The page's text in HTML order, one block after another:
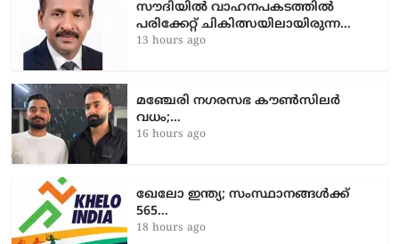
സൗദിയിൽ വാഹനപകടത്തില്‍
പരിക്കേറ്റ് ചികിത്സയിലായിരുന്ന…
13 hours ago
മഞ്ചേരി നഗരസഭ കൗൺസിലർ
വധം;…
16 hours ago
ഖേലോ ഇന്ത്യ; സംസ്ഥാനങ്ങൾക്ക്
565…
18 hours ago